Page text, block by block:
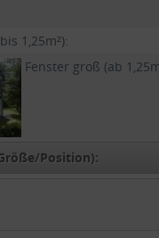
1,25m²):
Fenster groß (ab
Position):